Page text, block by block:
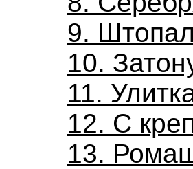
9.
10.
11.
12. С
13.